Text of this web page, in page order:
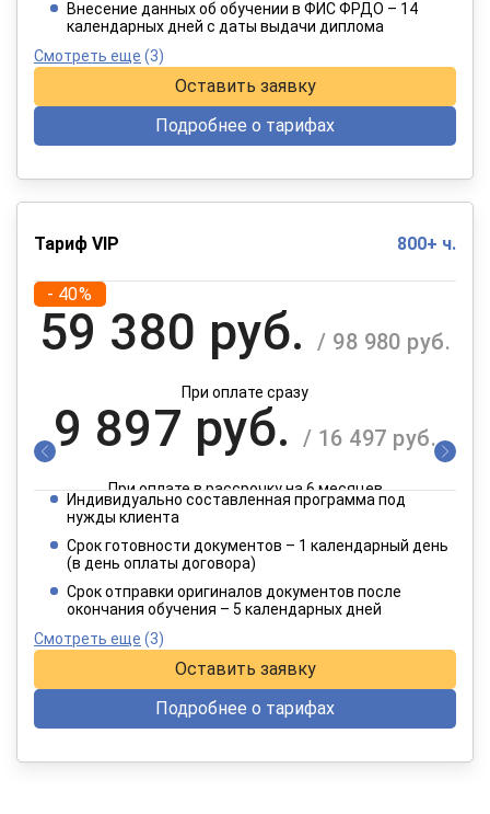
Внесение данных об обучении в ФИС ФРДО – 14
календарных дней с даты выдачи диплома
Смотреть еще (3)
Оставить заявку
Подробнее о тарифах
Тариф VIP 800+ ч.
- 40%
59 380 руб. / 98 980 руб.
При оплате сразу
9 897 руб. / 16 497 руб.
При оплате в рассрочку на 6 месяцев
4 949 руб. / 8 249 руб.
При оплате в рассрочку на 12 месяцев
Индивидуально составленная программа под
нужды клиента
Срок готовности документов – 1 календарный день
(в день оплаты договора)
Срок отправки оригиналов документов после
окончания обучения – 5 календарных дней
Смотреть еще (3)
Оставить заявку
Подробнее о тарифах